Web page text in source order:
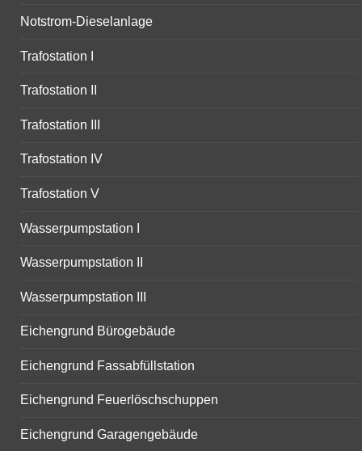
Notstrom-Dieselanlage
Trafostation I
Trafostation II
Trafostation III
Trafostation IV
Trafostation V
Wasserpumpstation I
Wasserpumpstation II
Wasserpumpstation III
Eichengrund Bürogebäude
Eichengrund Fassabfüllstation
Eichengrund Feuerlöschschuppen
Eichengrund Garagengebäude